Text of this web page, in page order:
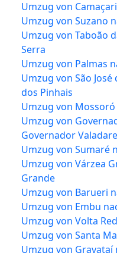
Umzug von
Umzug von Suzano
Umzug von Taboão
Serra
Umzug von Palmas
Umzug von São José
dos Pinhais
Umzug von
Umzug von
Governador
Umzug von Sumaré
Umzug von Várzea
Grande
Umzug von Barueri
Umzug von Embu
Umzug von Volta
Umzug von Santa
Umzug von Gravataí